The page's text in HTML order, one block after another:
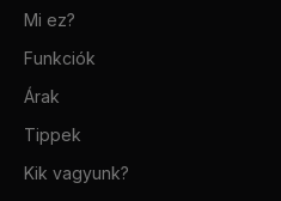
Mi ez?
Funkciók
Árak
Tippek
Kik vagyunk?